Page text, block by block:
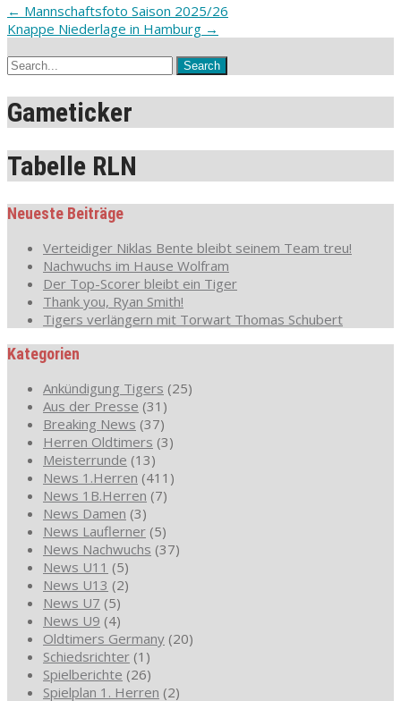
← Mannschaftsfoto Saison 2025/26
Knappe Niederlage in Hamburg →
Gameticker
Tabelle RLN
Neueste Beiträge
Verteidiger Niklas Bente bleibt seinem Team treu!
Nachwuchs im Hause Wolfram
Der Top-Scorer bleibt ein Tiger
Thank you, Ryan Smith!
Tigers verlängern mit Torwart Thomas Schubert
Kategorien
Ankündigung Tigers (25)
Aus der Presse (31)
Breaking News (37)
Herren Oldtimers (3)
Meisterrunde (13)
News 1.Herren (411)
News 1B.Herren (7)
News Damen (3)
News Lauflerner (5)
News Nachwuchs (37)
News U11 (5)
News U13 (2)
News U7 (5)
News U9 (4)
Oldtimers Germany (20)
Schiedsrichter (1)
Spielberichte (26)
Spielplan 1. Herren (2)